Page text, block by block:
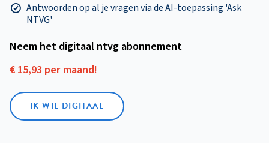
Antwoorden op al je vragen via de AI-toepassing 'Ask
NTVG'
Neem het digitaal ntvg abonnement
€ 15,93 per maand!
IK WIL DIGITAAL